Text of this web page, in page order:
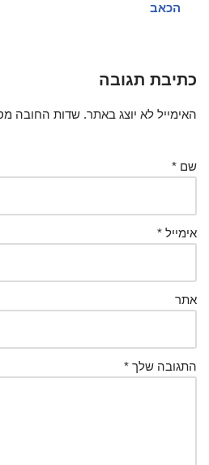
הכאב
כתיבת תגובה
האימייל לא יוצג באתר. שדות החובה
שם *
אימייל *
אתר
התגובה שלך *